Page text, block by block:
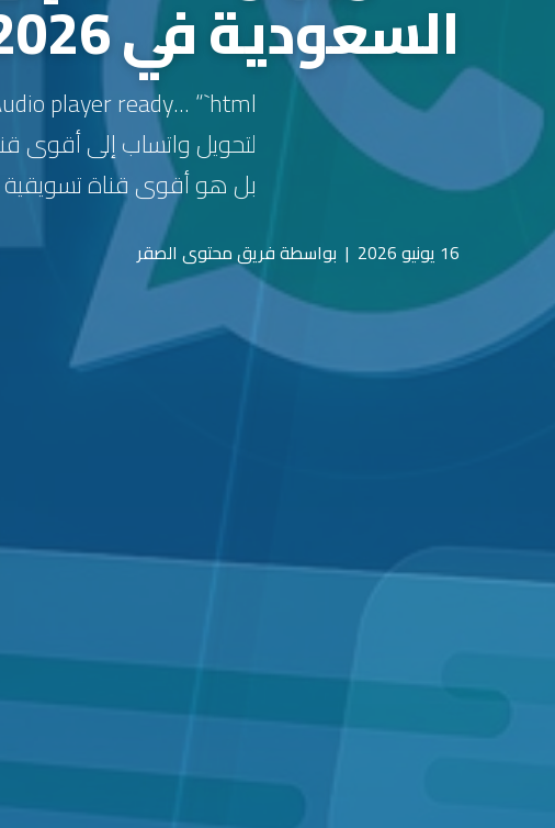
السعودية في 2026
لتحويل واتساب إلى أقوى
بل هو أقوى قناة تسويقية
16 يونيو 2026 | بواسطة فريق محتوى الصقر